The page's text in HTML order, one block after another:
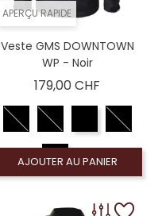
APERÇU RAPIDE
Veste GMS DOWNTOWN
WP - Noir
179,00 CHF
AJOUTER AU PANIER